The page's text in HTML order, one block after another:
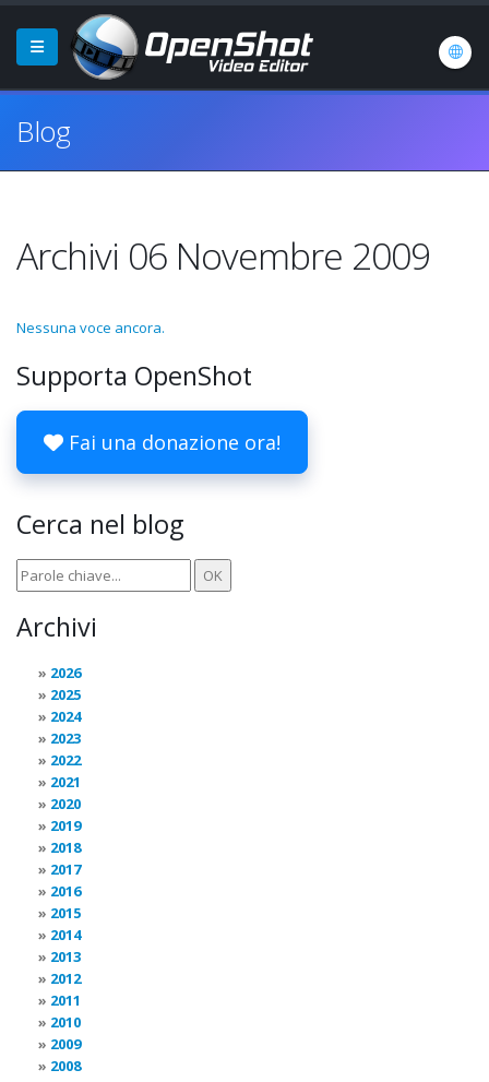
Blog
Archivi 06 Novembre 2009
Nessuna voce ancora.
Supporta OpenShot
Fai una donazione ora!
Cerca nel blog
Archivi
2026
2025
2024
2023
2022
2021
2020
2019
2018
2017
2016
2015
2014
2013
2012
2011
2010
2009
2008